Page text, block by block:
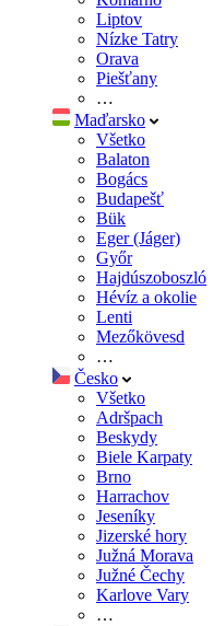
Liptov
Nízke Tatry
Orava
Piešťany
…
Maďarsko
Všetko
Balaton
Bogács
Budapešť
Bük
Eger (Jáger)
Győr
Hajdúszoboszló
Hévíz a okolie
Lenti
Mezőkövesd
…
Česko
Všetko
Adršpach
Beskydy
Biele Karpaty
Brno
Harrachov
Jeseníky
Jizerské hory
Južná Morava
Južné Čechy
Karlove Vary
…